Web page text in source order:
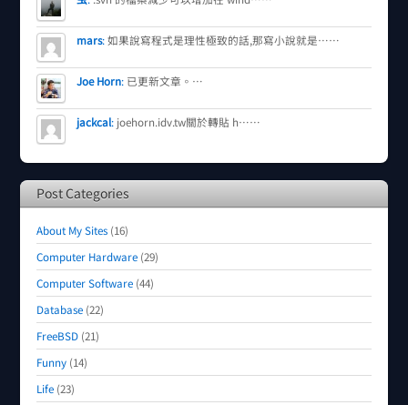
mars:如果說寫程式是理性極致的話,那寫小說就是……
Joe Horn: 已更新文章。…
jackcal: joehorn.idv.tw關於轉貼 h……
Post Categories
About My Sites (16)
Computer Hardware (29)
Computer Software (44)
Database (22)
FreeBSD (21)
Funny (14)
Life (23)